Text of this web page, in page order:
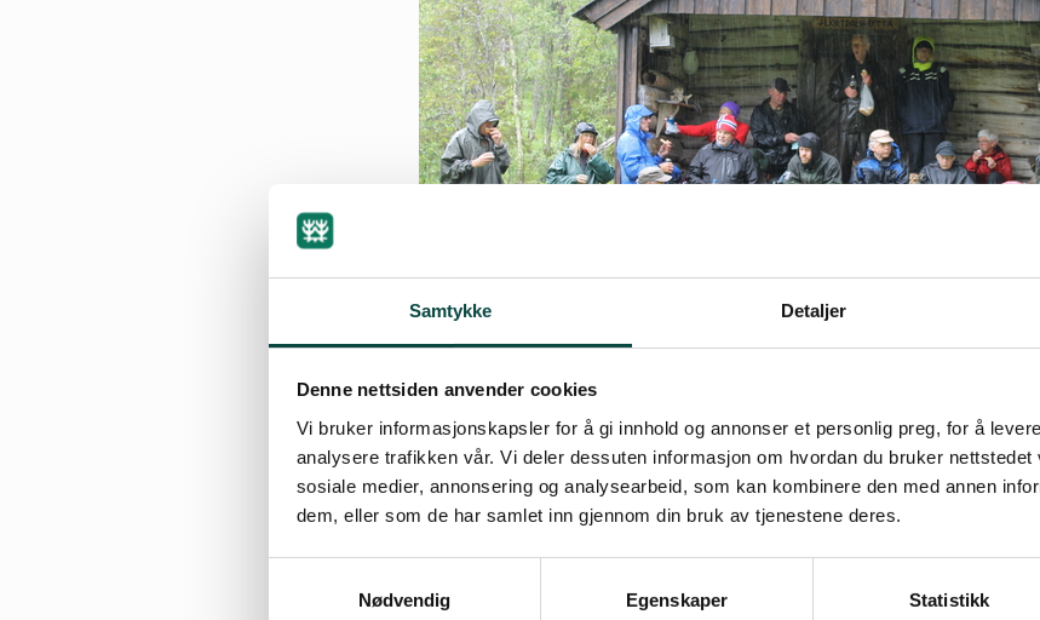
Samtykke Detaljer
Denne nettsiden anvender cookies
Vi bruker informasjonskapsler for å gi innhold og annonser et personlig preg, for å
analysere trafikken vår. Vi deler dessuten informasjon om hvordan du bruker
sosiale medier, annonsering og analysearbeid, som kan kombinere den med annen
dem, eller som de har samlet inn gjennom din bruk av tjenestene deres.
Nødvendig
Egenskaper Statistikk
ByKnut Bonvik